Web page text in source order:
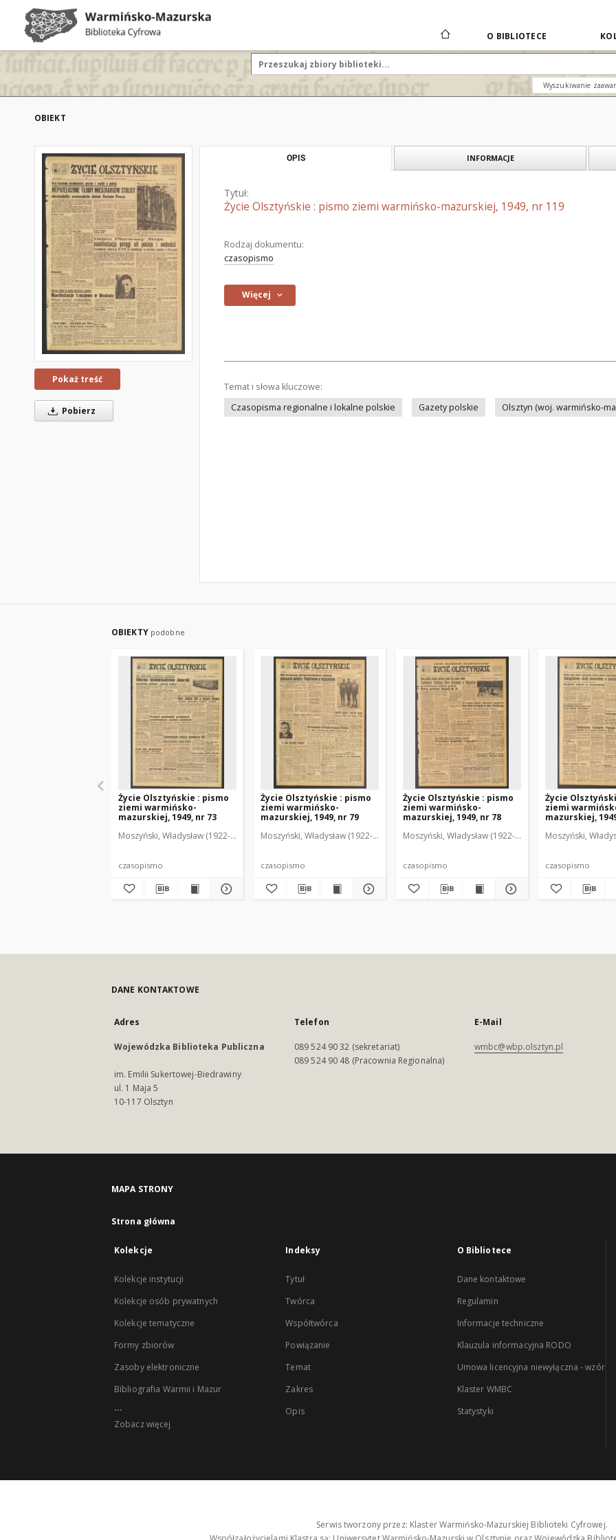
O BIBLIOTECE
Wyszukiwanie
OBIEKT
Pokaż treść
Pobierz
OPIS INFORMACJE
Tytuł:
Życie Olsztyńskie : pismo ziemi warmińsko-mazurskiej, 1949, nr 119
Rodzaj dokumentu:
czasopismo
Więcej
Temat i słowa kluczowe:
Czasopisma regionalne i lokalne polskie
Gazety polskie Olsztyn (woj. warmińsko-
OBIEKTY podobne
Życie Olsztyńskie : pismo
ziemi warmińsko-
mazurskiej, 1949, nr 73
Moszyński, Władysław (1922-2001). Red. Mroczkowski, Włodzimierz (1902-1971). Red. Osiecki, Andrzej. Red.
czasopismo
Życie Olsztyńskie : pismo
ziemi warmińsko-
mazurskiej, 1949, nr 79
Moszyński, Władysław (1922-2001). Red. Mroczkowski, Włodzimierz (1902-1971). Red.
czasopismo
Życie Olsztyńskie : pismo
ziemi warmińsko-
mazurskiej, 1949, nr 78
Moszyński, Władysław (1922-2001). Red. Mroczkowski,
czasopismo
Życie
ziemi
mazurskiej,
Moszyński,
czasopismo
DANE KONTAKTOWE
Adres
Wojewódzka Biblioteka Publiczna
im. Emilii Sukertowej-Biedrawiny
ul. 1 Maja 5
10-117 Olsztyn
Telefon
089 524 90 32 (sekretariat)
089 524 90 48 (Pracownia Regionalna)
E-Mail
wmbc@wbp.olsztyn.pl
MAPA STRONY
Strona główna
Kolekcje
Kolekcje instytucji
Kolekcje osób prywatnych
Kolekcje tematyczne
Formy zbiorów
Zasoby elektroniczne
Bibliografia Warmii i Mazur
...
Zobacz więcej
Indeksy
Tytuł
Twórca
Współtwórca
Powiązanie
Temat
Zakres
Opis
O Bibliotece
Dane kontaktowe
Regulamin
Informacje techniczne
Klauzula informacyjna RODO
Umowa licencyjna niewyłączna - wzór
Klaster WMBC
Statystyki
Serwis tworzony przez: Klaster Warmińsko-Mazurskiej Biblioteki Cyfrowej.